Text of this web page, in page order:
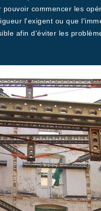
pouvoir commencer les
l'exigent ou que
afin d'éviter les